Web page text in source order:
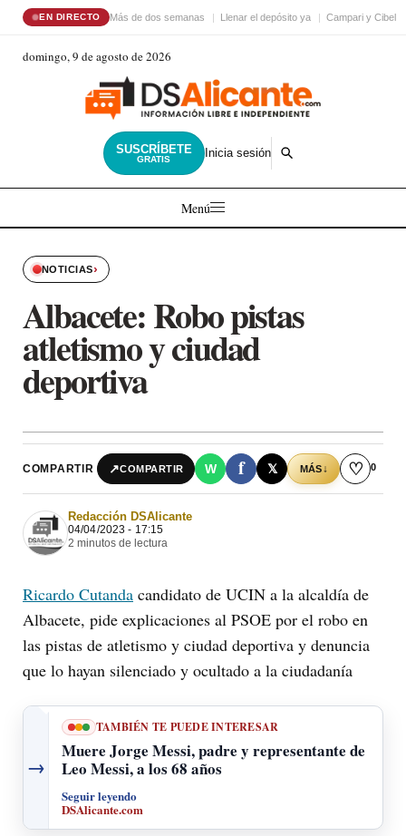
EN DIRECTO Más de dos semanas Llenar el depósito ya Campari y
domingo, 9 de agosto de 2026
SUSCRÍBETE
GRATIS Inicia sesión
Menú
NOTICIAS›
Albacete: Robo pistas
atletismo y ciudad
deportiva
COMPARTIR ↗COMPARTIR W f 𝕏 MÁS↓ ♡ 0
Redacción DSAlicante
04/04/2023 - 17:15
2 minutos de lectura
Ricardo Cutanda candidato de UCIN a la alcaldía de
Albacete, pide explicaciones al PSOE por el robo en
las pistas de atletismo y ciudad deportiva y denuncia
que lo hayan silenciado y ocultado a la ciudadanía
→
TAMBIÉN TE PUEDE INTERESAR
Muere Jorge Messi, padre y representante de
Leo Messi, a los 68 años
Seguir leyendo
DSAlicante.com